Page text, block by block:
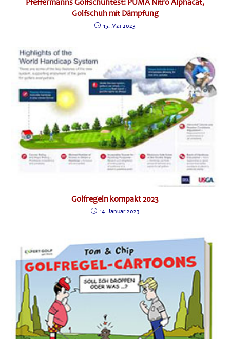
Pfeffermanns Golfschuhtest: PUMA Nitro Alphacat,
Golfschuh mit Dämpfung
15. Mai 2023
Golfregeln kompakt 2023
14. Januar 2023